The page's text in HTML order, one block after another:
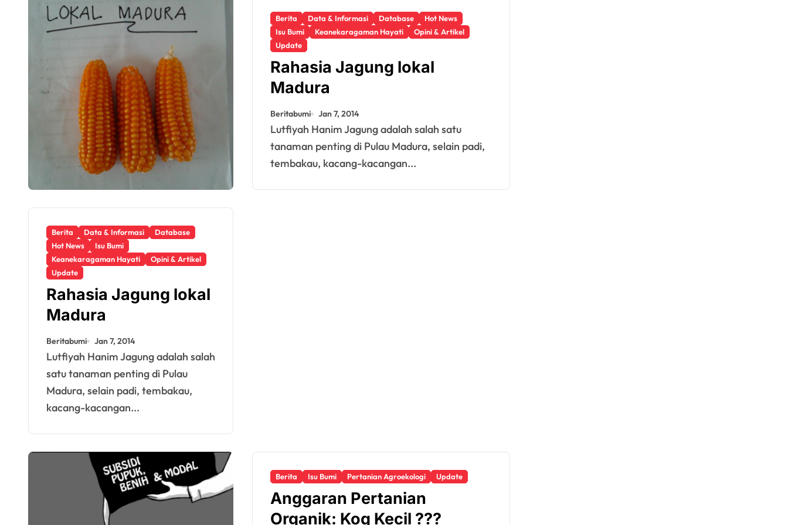
Berita Data & Informasi Database
Hot News
Isu Bumi
Keanekaragaman Hayati
Opini & Artikel
Update
Rahasia Jagung lokal
Madura
Beritabumi Jan 7, 2014
Lutfiyah Hanim Jagung adalah salah satu
tanaman penting di Pulau Madura, selain padi,
tembakau, kacang-kacangan...
Berita Data & Informasi
Database
Hot News
Isu Bumi
Keanekaragaman Hayati
Opini & Artikel
Update
Rahasia Jagung lokal
Madura
Beritabumi Jan 7, 2014
Lutfiyah Hanim Jagung adalah salah
satu tanaman penting di Pulau
Madura, selain padi, tembakau,
kacang-kacangan...
Berita Isu Bumi Pertanian Agroekologi Update
Anggaran Pertanian
Organik: Koq Kecil ???